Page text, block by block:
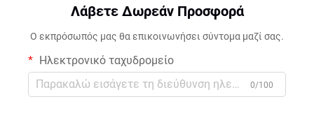
Λάβετε Δωρεάν Προσφορά
Ο εκπρόσωπός μας θα επικοινωνήσει σύντομα μαζί σας.
Ηλεκτρονικό ταχυδρομείο
0/100